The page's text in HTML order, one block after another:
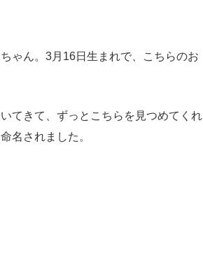
ゃん。3月16日生まれで、こちらのお
てきて、ずっとこちらを見つめてくれ
名されました。